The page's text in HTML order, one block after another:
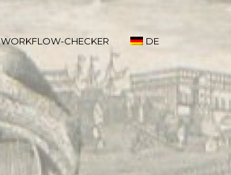
WORKFLOW-CHECKER DE